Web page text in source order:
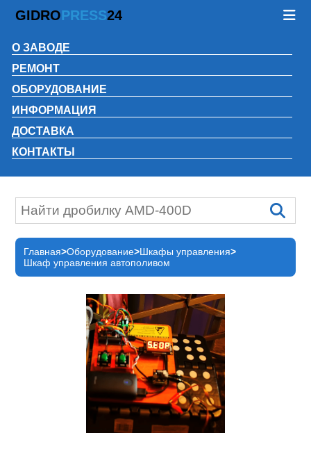
GIDROPRESS24
О ЗАВОДЕ
РЕМОНТ
ОБОРУДОВАНИЕ
ИНФОРМАЦИЯ
ДОСТАВКА
КОНТАКТЫ
Главная Оборудование Шкафы управления
Шкаф управления автополивом